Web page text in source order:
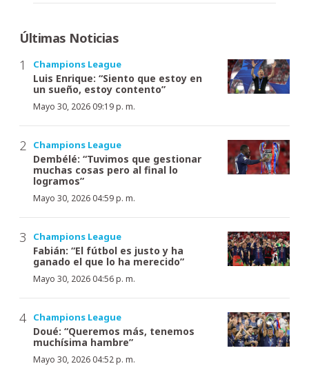
Últimas Noticias
Champions League
Luis Enrique: “Siento que estoy en
un sueño, estoy contento”
Mayo 30, 2026 09:19 p. m.
Champions League
Dembélé: “Tuvimos que gestionar
muchas cosas pero al final lo
logramos”
Mayo 30, 2026 04:59 p. m.
Champions League
Fabián: “El fútbol es justo y ha
ganado el que lo ha merecido”
Mayo 30, 2026 04:56 p. m.
Champions League
Doué: “Queremos más, tenemos
muchísima hambre”
Mayo 30, 2026 04:52 p. m.